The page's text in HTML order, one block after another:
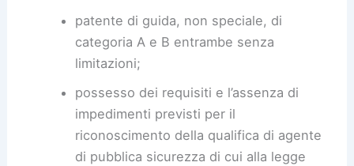
patente di guida, non speciale, di
categoria A e B entrambe senza
limitazioni;
possesso dei requisiti e l’assenza di
impedimenti previsti per il
riconoscimento della qualifica di agente
di pubblica sicurezza di cui alla legge